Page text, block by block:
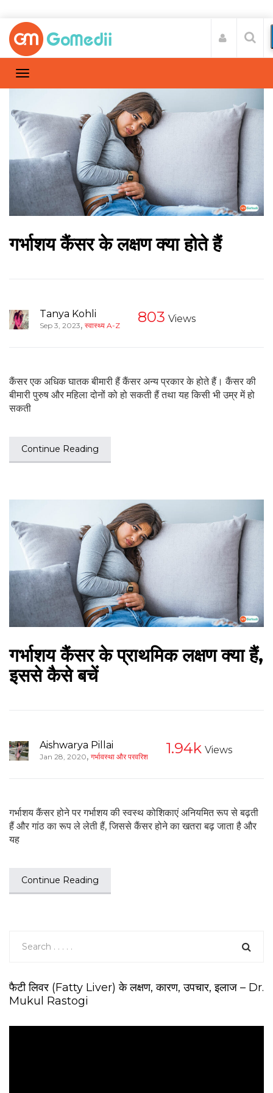
गर्भाशय कैंसर के लक्षण क्या होते हैं
Tanya Kohli
Sep 3, 2023, स्वास्थ्य A-Z 803 Views
कैंसर एक अधिक घातक बीमारी हैं कैंसर अन्य प्रकार के होते हैं। कैंसर की
बीमारी पुरुष और महिला दोनों को हो सकती हैं तथा यह किसी भी उम्र में हो
सकती
Continue Reading
गर्भाशय कैंसर के प्राथमिक लक्षण क्या हैं,
इससे कैसे बचें
Aishwarya Pillai
Jan 28, 2020, गर्भावस्था और परवरिश 1.94k Views
गर्भाशय कैंसर होने पर गर्भाशय की स्वस्थ कोशिकाएं अनियमित रूप से बढ़ती
हैं और गांठ का रूप ले लेती हैं, जिससे कैंसर होने का खतरा बढ़ जाता है और
यह
Continue Reading
फैटी लिवर (Fatty Liver) के लक्षण, कारण, उपचार, इलाज – Dr.
Mukul Rastogi